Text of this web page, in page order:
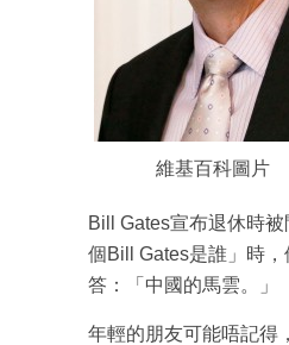
維基百科圖片
Bill Gates宣布退休時
個Bill Gates是誰」時，
答：「中國的馬雲。」
年輕的朋友可能唔記得